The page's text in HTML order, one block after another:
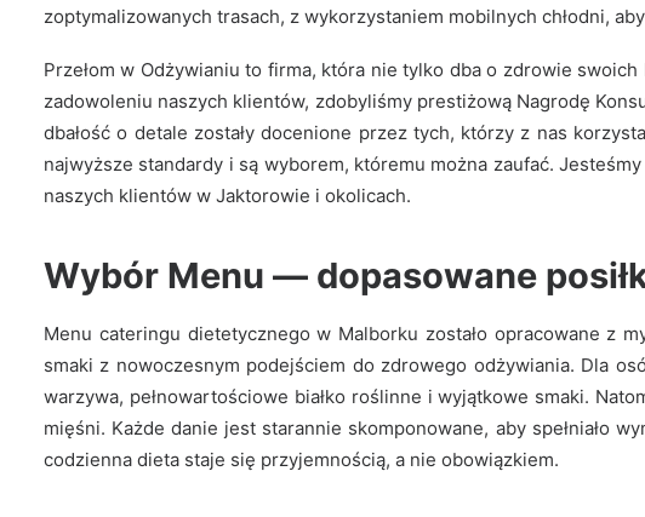
zoptymalizowanych trasach, z wykorzystaniem mobilnych chłodni,
Przełom w Odżywianiu to firma, która nie tylko dba o zdrowie
zadowoleniu naszych klientów, zdobyliśmy prestiżową Nagrodę
dbałość o detale zostały docenione przez tych, którzy z nas
najwyższe standardy i są wyborem, któremu można zaufać.
naszych klientów w Jaktorowie i okolicach.
Wybór Menu — dopasowane
Menu cateringu dietetycznego w Malborku zostało opracowane z
smaki z nowoczesnym podejściem do zdrowego odżywiania. Dla
warzywa, pełnowartościowe białko roślinne i wyjątkowe smaki.
mięśni. Każde danie jest starannie skomponowane, aby spełniało
codzienna dieta staje się przyjemnością, a nie obowiązkiem.